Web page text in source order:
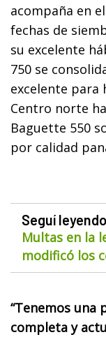
acompaña en
fechas de
su excelente
750 se
excelente para
Centro norte
Baguette 550
por calidad
Seguí leyendo
Multas en la
modificó los
“Tenemos una
completa y